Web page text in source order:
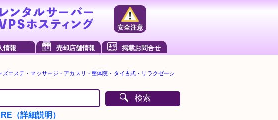
安全注意
情報 売却店舗情報 掲載お問合せ
ズエステ・マッサージ・アカスリ・整体院・タイ古式・リラクゼーシ
検索
（詳細説明）